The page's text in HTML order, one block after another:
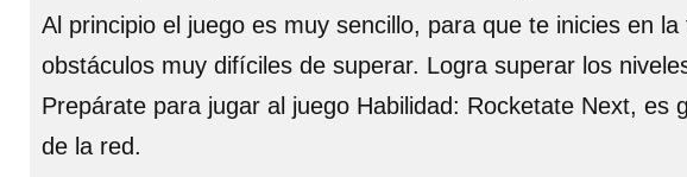
Al principio el juego es muy sencillo, para que te inicies en
obstáculos muy difíciles de superar. Logra superar los
Prepárate para jugar al juego Habilidad: Rocketate Next,
de la red.